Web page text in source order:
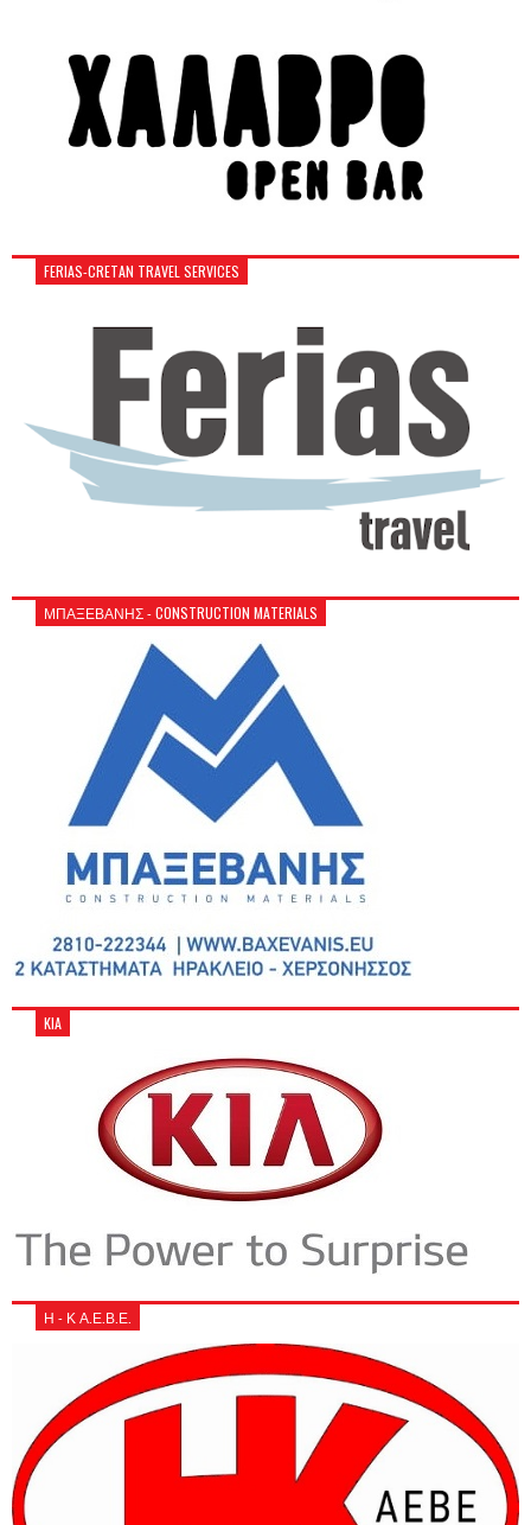
FERIAS-CRETAN TRAVEL SERVICES
ΜΠΑΞΕΒΑΝΗΣ - CONSTRUCTION MATERIALS
KIA
Η - Κ Α.Ε.Β.Ε.